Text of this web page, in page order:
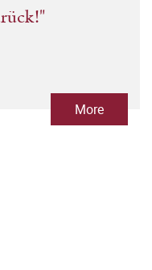
More